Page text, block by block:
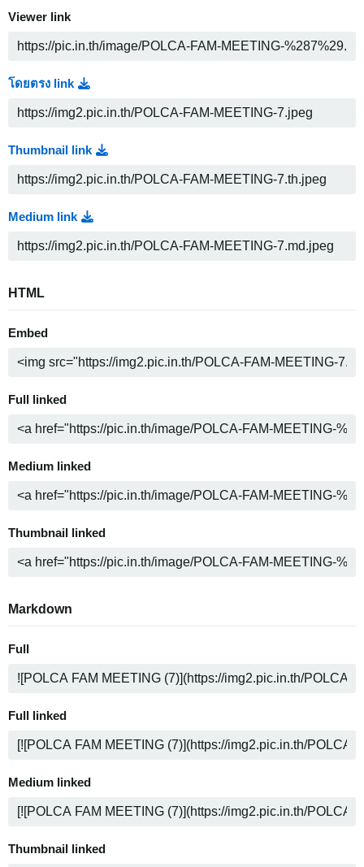
Viewer link
โดยตรง link
Thumbnail link
Medium link
HTML
Embed
Full linked
Medium linked
Thumbnail linked
Markdown
Full
Full linked
Medium linked
Thumbnail linked